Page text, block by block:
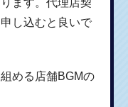
ます。代理店契
し込むと良いで
める店舗BGMの